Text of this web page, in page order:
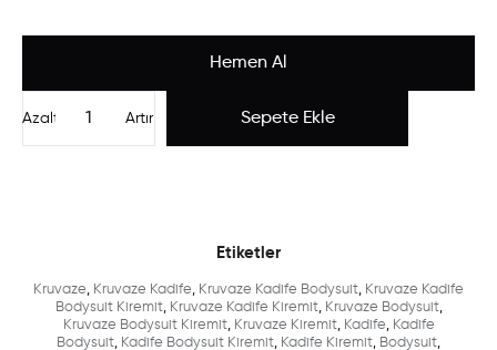
Artır
Azalt
Etiketler
Kruvaze, Kruvaze Kadife, Kruvaze Kadife Bodysuit, Kruvaze Kadife
Bodysuit Kiremit, Kruvaze Kadife Kiremit, Kruvaze Bodysuit,
Kruvaze Bodysuit Kiremit, Kruvaze Kiremit, Kadife, Kadife
Bodysuit, Kadife Bodysuit Kiremit, Kadife Kiremit, Bodysuit,